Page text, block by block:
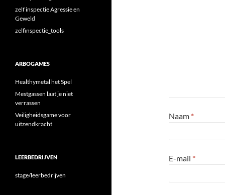
Naam *
E-mail *
zelf inspectie Agressie en
Geweld
zelfinspectie_tools
ARBOGAMES
Healthymetal het Spel
Mestgassen laat je niet
verrassen
Veiligheidsgame voor
uitzendkracht
LEERBEDRIJVEN
stage/leerbedrijven